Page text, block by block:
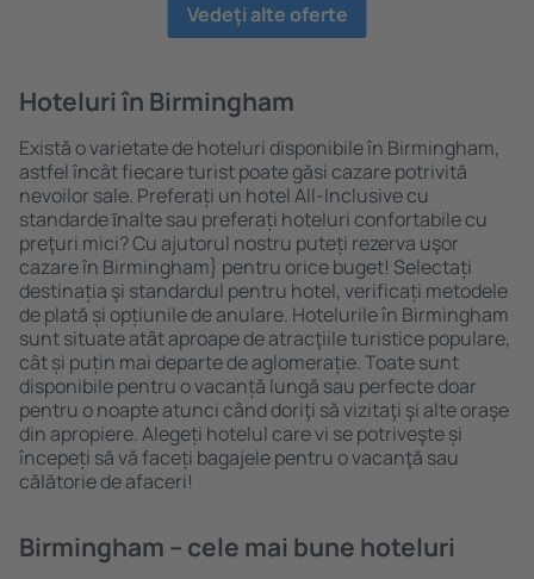
Vedeţi alte oferte
Hoteluri în Birmingham
Există o varietate de hoteluri disponibile în Birmingham,
astfel încât fiecare turist poate găsi cazare potrivită
nevoilor sale. Preferați un hotel All-Inclusive cu
standarde ȋnalte sau preferați hoteluri confortabile cu
preţuri mici? Cu ajutorul nostru puteți rezerva uşor
cazare în Birmingham} pentru orice buget! Selectați
destinația şi standardul pentru hotel, verificați metodele
de plată și opțiunile de anulare. Hotelurile în Birmingham
sunt situate atât aproape de atracţiile turistice populare,
cât și puțin mai departe de aglomerație. Toate sunt
disponibile pentru o vacanță lungă sau perfecte doar
pentru o noapte atunci când doriţi să vizitaţi şi alte oraşe
din apropiere. Alegeți hotelul care vi se potriveşte și
începeți să vă faceți bagajele pentru o vacanţă sau
călătorie de afaceri!
Birmingham – cele mai bune hoteluri